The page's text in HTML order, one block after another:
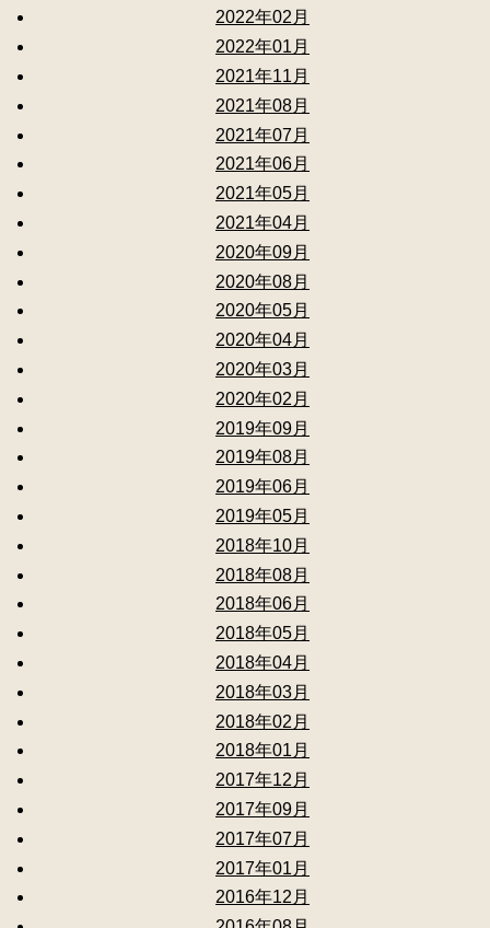
2022年02月
2022年01月
2021年11月
2021年08月
2021年07月
2021年06月
2021年05月
2021年04月
2020年09月
2020年08月
2020年05月
2020年04月
2020年03月
2020年02月
2019年09月
2019年08月
2019年06月
2019年05月
2018年10月
2018年08月
2018年06月
2018年05月
2018年04月
2018年03月
2018年02月
2018年01月
2017年12月
2017年09月
2017年07月
2017年01月
2016年12月